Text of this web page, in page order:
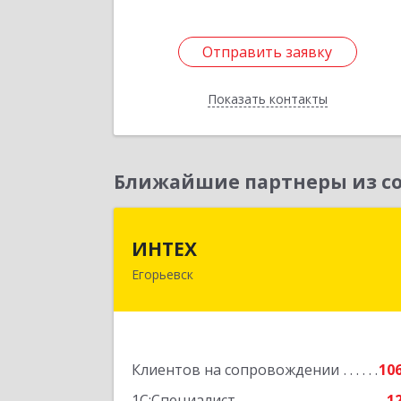
Отправить заявку
Показать контакты
Отправить заявку
Назад
Ближайшие партнеры из
ИНТЕХ
Егорьевск
Клиентов на сопровождении
140300, Московская обл, Егорьевск г,